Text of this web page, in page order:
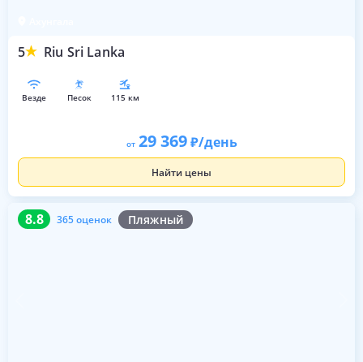
5 Riu Sri Lanka
везде песок 115 км
от 29 369 /день
Найти цены
8.8 365 оценок Пляжный
8.8 365 оценок